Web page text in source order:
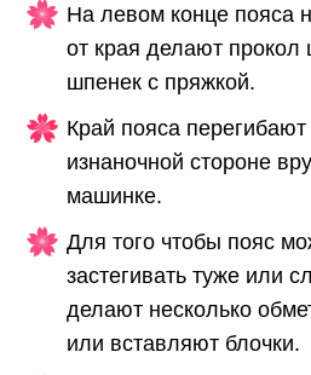
На левом конце пояса
от края делают
шпенек с пряжкой.
Край пояса
изнаночной стороне
машинке.
Для того чтобы пояс
застегивать туже или
делают несколько
или вставляют блочки.